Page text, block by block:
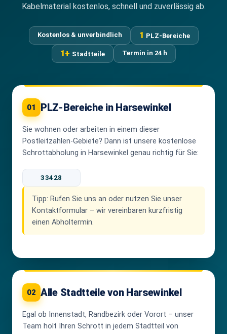
Kabelmaterial kostenlos, schnell und zuverlässig ab.
Kostenlos & unverbindlich 1 PLZ-Bereiche
1+ Stadtteile Termin in 24 h
01 PLZ-Bereiche in Harsewinkel
Sie wohnen oder arbeiten in einem dieser
Postleitzahlen-Gebiete? Dann ist unsere kostenlose
Schrottabholung in Harsewinkel genau richtig für Sie:
33428
Tipp: Rufen Sie uns an oder nutzen Sie unser
Kontaktformular – wir vereinbaren kurzfristig
einen Abholtermin.
02 Alle Stadtteile von Harsewinkel
Egal ob Innenstadt, Randbezirk oder Vorort – unser
Team holt Ihren Schrott in jedem Stadtteil von